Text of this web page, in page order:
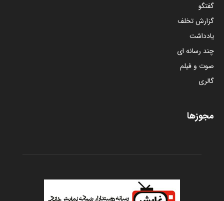
گفتگو
گزارش تخلف
یادداشت
چند رسانه ای
صوت و فیلم
گالری
مجوزها